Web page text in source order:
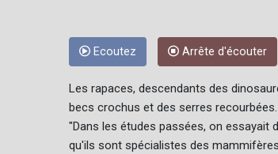
Ecoutez Arrête d'écouter
Les rapaces, descendants des
becs crochus et des serres recourbées.
"Dans les études passées, on essayait
qu'ils sont spécialistes des